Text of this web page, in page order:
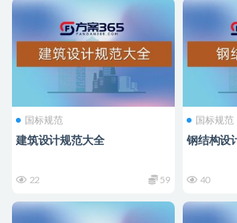
国标规范
建筑设计规范大全
22 59
国标规范
钢结构设
40